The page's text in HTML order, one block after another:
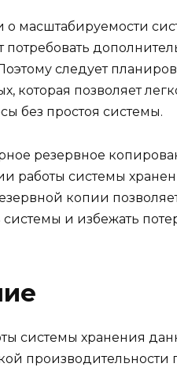
о масштабируемости
следует
которая позволяет
без простоя системы.
резервное
работы системы
копии
системы и избежать
системы хранения